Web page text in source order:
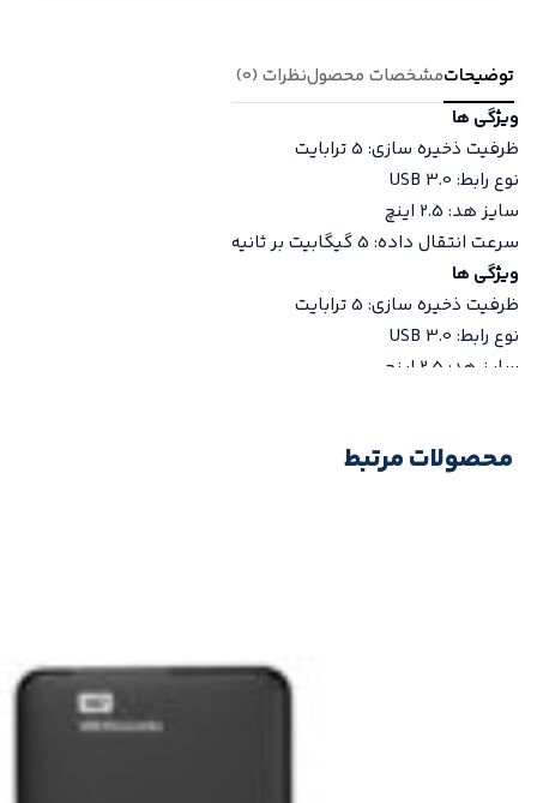
توضیحاتمشخصات محصولنظرات (0)
ویژگی ها
ظرفیت ذخیره سازی: 5 ترابایت
نوع رابط: USB 3.0
سایز هد: 2.5 اینچ
سرعت انتقال داده: 5 گیگابیت بر ثانیه
ویژگی ها
ظرفیت ذخیره سازی: 5 ترابایت
نوع رابط: USB 3.0
سایز هد: 2.5 اینچ
ظرفیت ذخیره سازی: 5 ترابایت
محصولات مرتبط